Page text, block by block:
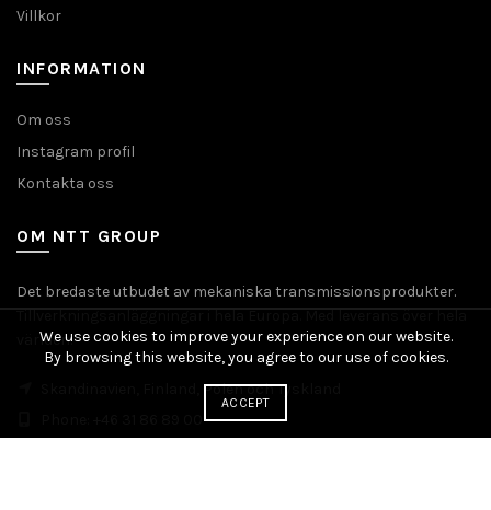
Villkor
INFORMATION
Om oss
Instagram profil
Kontakta oss
OM NTT GROUP
Det bredaste utbudet av mekaniska transmissionsprodukter.
Tillverkningsanläggningar i hela Europa. Med leverans över hela
världen.
Skandinavien, Finland, Polen och Tyskland
We use cookies to improve your experience on our website.
By browsing this website, you agree to our use of cookies.
ACCEPT